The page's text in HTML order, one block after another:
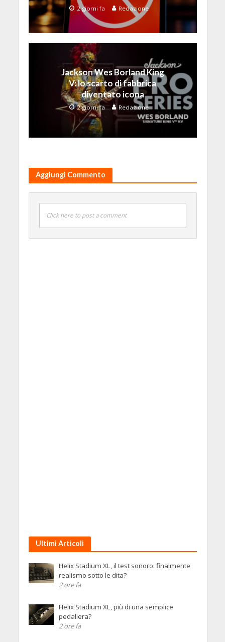
2 giorni fa Redazione
Jackson Wes Borland King
V: lo scarto di fabbrica
diventato icona
2 giorni fa Redazione
Aggiungi Commento
Click here to post a comment
Ultimi Articoli
Helix Stadium XL, il test sonoro: finalmente
realismo sotto le dita?
2 ore fa
Helix Stadium XL, più di una semplice
pedaliera?
2 ore fa